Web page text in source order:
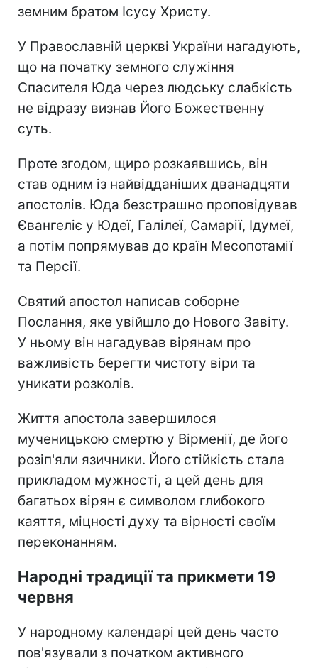
земним братом Ісусу Христу.
У Православній церкві України нагадують,
що на початку земного служіння
Спасителя Юда через людську слабкість
не відразу визнав Його Божественну
суть.
Проте згодом, щиро розкаявшись, він
став одним із найвідданіших дванадцяти
апостолів. Юда безстрашно проповідував
Євангеліє у Юдеї, Галілеї, Самарії, Ідумеї,
а потім попрямував до країн Месопотамії
та Персії.
Святий апостол написав соборне
Послання, яке увійшло до Нового Завіту.
У ньому він нагадував вірянам про
важливість берегти чистоту віри та
уникати розколів.
Життя апостола завершилося
мученицькою смертю у Вірменії, де його
розіп'яли язичники. Його стійкість стала
прикладом мужності, а цей день для
багатьох вірян є символом глибокого
каяття, міцності духу та вірності своїм
переконанням.
Народні традиції та прикмети 19
червня
У народному календарі цей день часто
пов'язували з початком активного